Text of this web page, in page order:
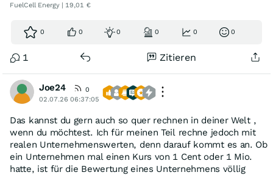
FuelCell Energy | 19,01 €
0 0 0 0 0 0
1 Zitieren
Joe24
0
02.07.26 06:37:05
Das kannst du gern auch so quer rechnen in deiner Welt ,
wenn du möchtest. Ich für meinen Teil rechne jedoch mit
realen Unternehmenswerten, denn darauf kommt es an. Ob
ein Unternehmen mal einen Kurs von 1 Cent oder 1 Mio.
hatte, ist für die Bewertung eines Unternehmens völlig